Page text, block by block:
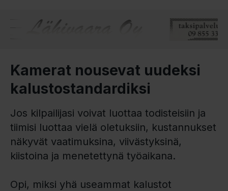
Kamerat nousevat uudeksi
kalustostandardiksi
Jos kilpailijasi voivat luottaa todisteisiin ja
tiimisi luottaa vielä oletuksiin, kustannukset
näkyvät vaatimuksina, viivästyksinä,
kiistoina ja menetettynä työaikana.
Opi, miksi yhä useammat kalustot